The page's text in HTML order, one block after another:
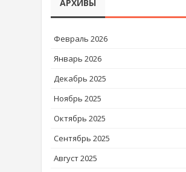
АРХИВЫ
Февраль 2026
Январь 2026
Декабрь 2025
Ноябрь 2025
Октябрь 2025
Сентябрь 2025
Август 2025